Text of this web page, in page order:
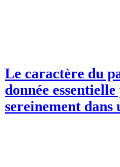
Le caractère du
donnée
sereinement